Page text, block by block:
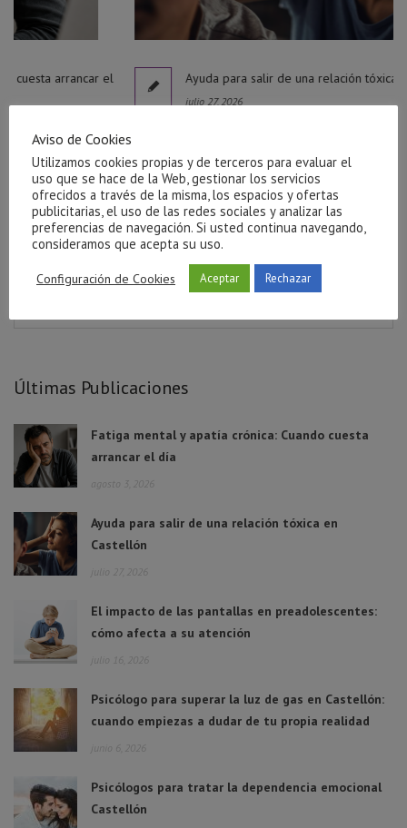
el Ayuda para salir de una relación tóxica en Castellón
Últimas Publicaciones
Fatiga mental y apatía crónica: Cuando cuesta
arrancar el día
agosto 3, 2026
Ayuda para salir de una relación tóxica en
Castellón
julio 27, 2026
El impacto de las pantallas en preadolescentes:
cómo afecta a su atención
julio 16, 2026
Psicólogo para superar la luz de gas en Castellón:
cuando empiezas a dudar de tu propia realidad
junio 6, 2026
Psicólogos para tratar la dependencia emocional
Castellón
Aviso de Cookies
Utilizamos cookies propias y de terceros para evaluar el
uso que se hace de la Web, gestionar los servicios
ofrecidos a través de la misma, los espacios y ofertas
publicitarias, el uso de las redes sociales y analizar las
preferencias de navegación. Si usted continua navegando,
consideramos que acepta su uso.
Configuración de Cookies Aceptar Rechazar